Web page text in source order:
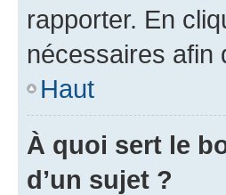
rapporter. En
nécessaires afin
Haut
À quoi sert le
d’un sujet ?